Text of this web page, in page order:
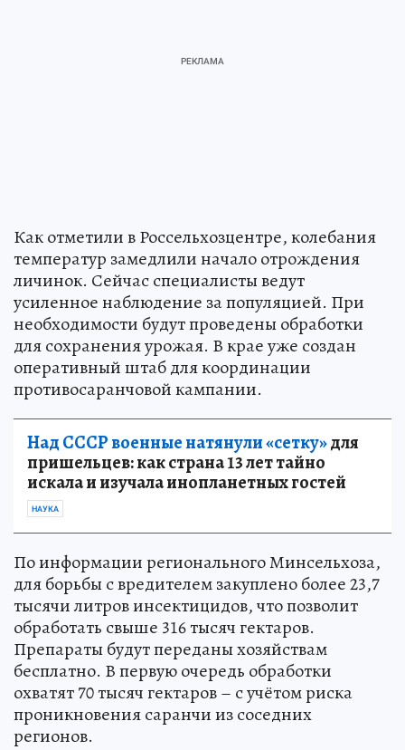
Как отметили в Россельхозцентре, колебания
температур замедлили начало отрождения
личинок. Сейчас специалисты ведут
усиленное наблюдение за популяцией. При
необходимости будут проведены обработки
для сохранения урожая. В крае уже создан
оперативный штаб для координации
противосаранчовой кампании.
Над СССР военные натянули «сетку»для
пришельцев: как страна 13 лет тайно
искала и изучала инопланетных гостей
НАУКА
По информации регионального Минсельхоза,
для борьбы с вредителем закуплено более 23,7
тысячи литров инсектицидов, что позволит
обработать свыше 316 тысяч гектаров.
Препараты будут переданы хозяйствам
бесплатно. В первую очередь обработки
охватят 70 тысяч гектаров – с учётом риска
проникновения саранчи из соседних
регионов.